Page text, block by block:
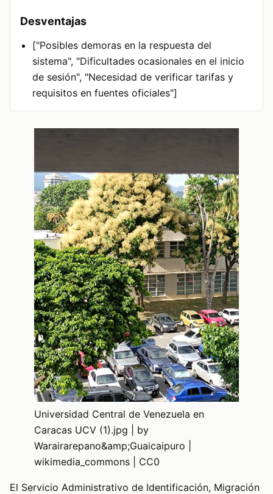
Desventajas
["Posibles demoras en la respuesta del
sistema", "Dificultades ocasionales en el inicio
de sesión", "Necesidad de verificar tarifas y
requisitos en fuentes oficiales"]
Universidad Central de Venezuela en
Caracas UCV (1).jpg | by
Warairarepano&amp;Guaicaipuro |
wikimedia_commons | CC0
El Servicio Administrativo de Identificación, Migración